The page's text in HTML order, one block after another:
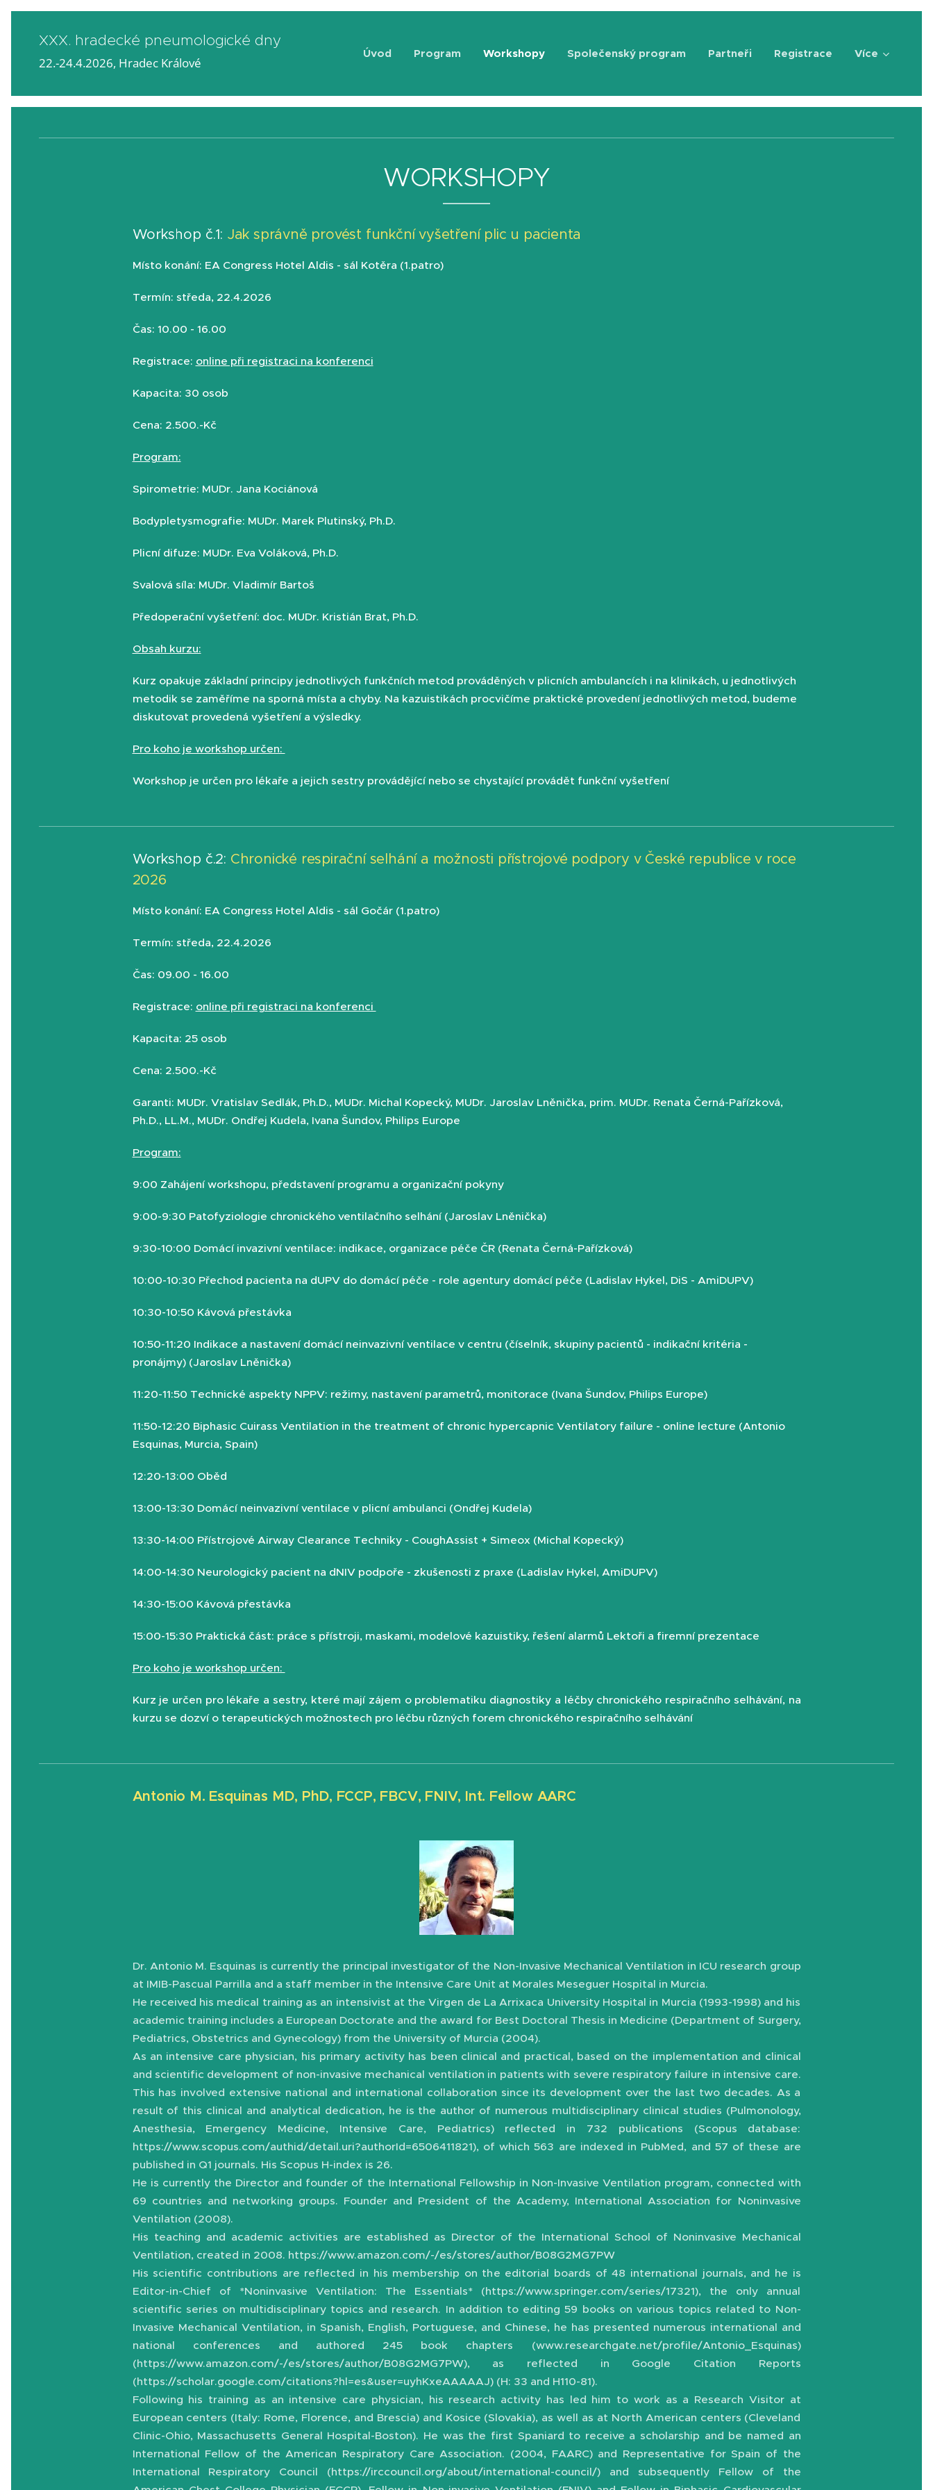
XXX. hradecké pneumologické dny
22.-24.4.2026, Hradec Králové
Úvod Program Workshopy Společenský program Partneři Registrace Více
WORKSHOPY
Workshop č.1: Jak správně provést funkční vyšetření plic u pacienta
Místo konání: EA Congress Hotel Aldis - sál Kotěra (1.patro)
Termín: středa, 22.4.2026
Čas: 10.00 - 16.00
Registrace: online při registraci na konferenci
Kapacita: 30 osob
Cena: 2.500.-Kč
Program:
Spirometrie: MUDr. Jana Kociánová
Bodypletysmografie: MUDr. Marek Plutinský, Ph.D.
Plicní difuze: MUDr. Eva Voláková, Ph.D.
Svalová síla: MUDr. Vladimír Bartoš
Předoperační vyšetření: doc. MUDr. Kristián Brat, Ph.D.
Obsah kurzu:
Kurz opakuje základní principy jednotlivých funkčních metod prováděných v plicních ambulancích i na klinikách, u jednotlivých
metodik se zaměříme na sporná místa a chyby. Na kazuistikách procvičíme praktické provedení jednotlivých metod, budeme
diskutovat provedená vyšetření a výsledky.
Pro koho je workshop určen:
Workshop je určen pro lékaře a jejich sestry provádějící nebo se chystající provádět funkční vyšetření
Workshop č.2: Chronické respirační selhání a možnosti přístrojové podpory v České republice v roce
2026
Místo konání: EA Congress Hotel Aldis - sál Gočár (1.patro)
Termín: středa, 22.4.2026
Čas: 09.00 - 16.00
Registrace: online při registraci na konferenci
Kapacita: 25 osob
Cena: 2.500.-Kč
Garanti: MUDr. Vratislav Sedlák, Ph.D., MUDr. Michal Kopecký, MUDr. Jaroslav Lněnička, prim. MUDr. Renata Černá-Pařízková,
Ph.D., LL.M., MUDr. Ondřej Kudela, Ivana Šundov, Philips Europe
Program:
9:00 Zahájení workshopu, představení programu a organizační pokyny
9:00-9:30 Patofyziologie chronického ventilačního selhání (Jaroslav Lněnička)
9:30-10:00 Domácí invazivní ventilace: indikace, organizace péče ČR (Renata Černá-Pařízková)
10:00-10:30 Přechod pacienta na dUPV do domácí péče - role agentury domácí péče (Ladislav Hykel, DiS - AmiDUPV)
10:30-10:50 Kávová přestávka
10:50-11:20 Indikace a nastavení domácí neinvazivní ventilace v centru (číselník, skupiny pacientů - indikační kritéria -
pronájmy) (Jaroslav Lněnička)
11:20-11:50 Technické aspekty NPPV: režimy, nastavení parametrů, monitorace (Ivana Šundov, Philips Europe)
11:50-12:20 Biphasic Cuirass Ventilation in the treatment of chronic hypercapnic Ventilatory failure - online lecture (Antonio
Esquinas, Murcia, Spain)
12:20-13:00 Oběd
13:00-13:30 Domácí neinvazivní ventilace v plicní ambulanci (Ondřej Kudela)
13:30-14:00 Přístrojové Airway Clearance Techniky - CoughAssist + Simeox (Michal Kopecký)
14:00-14:30 Neurologický pacient na dNIV podpoře - zkušenosti z praxe (Ladislav Hykel, AmiDUPV)
14:30-15:00 Kávová přestávka
15:00-15:30 Praktická část: práce s přístroji, maskami, modelové kazuistiky, řešení alarmů Lektoři a firemní prezentace
Pro koho je workshop určen:
Kurz je určen pro lékaře a sestry, které mají zájem o problematiku diagnostiky a léčby chronického respiračního selhávání, na
kurzu se dozví o terapeutických možnostech pro léčbu různých forem chronického respiračního selhávání
Antonio M. Esquinas MD, PhD, FCCP, FBCV, FNIV, Int. Fellow AARC
Dr. Antonio M. Esquinas is currently the principal investigator of the Non-Invasive Mechanical Ventilation in ICU research group
at IMIB-Pascual Parrilla and a staff member in the Intensive Care Unit at Morales Meseguer Hospital in Murcia.
He received his medical training as an intensivist at the Virgen de La Arrixaca University Hospital in Murcia (1993-1998) and his
academic training includes a European Doctorate and the award for Best Doctoral Thesis in Medicine (Department of Surgery,
Pediatrics, Obstetrics and Gynecology) from the University of Murcia (2004).
As an intensive care physician, his primary activity has been clinical and practical, based on the implementation and clinical
and scientific development of non-invasive mechanical ventilation in patients with severe respiratory failure in intensive care.
This has involved extensive national and international collaboration since its development over the last two decades. As a
result of this clinical and analytical dedication, he is the author of numerous multidisciplinary clinical studies (Pulmonology,
Anesthesia, Emergency Medicine, Intensive Care, Pediatrics) reflected in 732 publications (Scopus database:
https://www.scopus.com/authid/detail.uri?authorId=6506411821), of which 563 are indexed in PubMed, and 57 of these are
published in Q1 journals. His Scopus H-index is 26.
He is currently the Director and founder of the International Fellowship in Non-Invasive Ventilation program, connected with
69 countries and networking groups. Founder and President of the Academy, International Association for Noninvasive
Ventilation (2008).
His teaching and academic activities are established as Director of the International School of Noninvasive Mechanical
Ventilation, created in 2008. https://www.amazon.com/-/es/stores/author/B08G2MG7PW
His scientific contributions are reflected in his membership on the editorial boards of 48 international journals, and he is
Editor-in-Chief of *Noninvasive Ventilation: The Essentials* (https://www.springer.com/series/17321), the only annual
scientific series on multidisciplinary topics and research. In addition to editing 59 books on various topics related to Non-
Invasive Mechanical Ventilation, in Spanish, English, Portuguese, and Chinese, he has presented numerous international and
national conferences and authored 245 book chapters (www.researchgate.net/profile/Antonio_Esquinas)
(https://www.amazon.com/-/es/stores/author/B08G2MG7PW), as reflected in Google Citation Reports
(https://scholar.google.com/citations?hl=es&user=uyhKxeAAAAAJ) (H: 33 and H110-81).
Following his training as an intensive care physician, his research activity has led him to work as a Research Visitor at
European centers (Italy: Rome, Florence, and Brescia) and Kosice (Slovakia), as well as at North American centers (Cleveland
Clinic-Ohio, Massachusetts General Hospital-Boston). He was the first Spaniard to receive a scholarship and be named an
International Fellow of the American Respiratory Care Association. (2004, FAARC) and Representative for Spain of the
International Respiratory Council (https://irccouncil.org/about/international-council/) and subsequently Fellow of the